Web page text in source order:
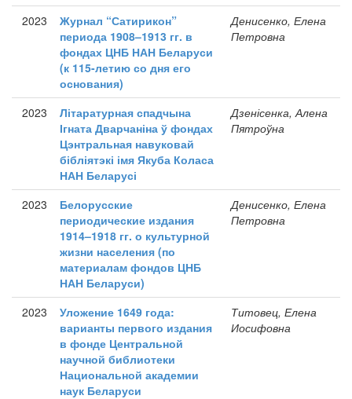
2023
Журнал “Сатирикон”
периода 1908–1913 гг. в
фондах ЦНБ НАН Беларуси
(к 115-летию со дня его
основания)
Денисенко, Елена
Петровна
2023
Літаратурная спадчына
Ігната Дварчаніна ў фондах
Цэнтральная навуковай
бібліятэкі імя Якуба Коласа
НАН Беларусі
Дзенісенка, Алена
Пятроўна
2023
Белорусские
периодические издания
1914–1918 гг. о культурной
жизни населения (по
материалам фондов ЦНБ
НАН Беларуси)
Денисенко, Елена
Петровна
2023
Уложение 1649 года:
варианты первого издания
в фонде Центральной
научной библиотеки
Национальной академии
наук Беларуси
Титовец, Елена
Иосифовна